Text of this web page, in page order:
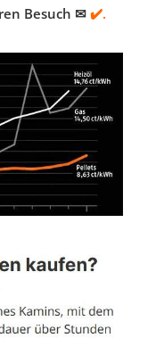
Besuch ✉✔️.